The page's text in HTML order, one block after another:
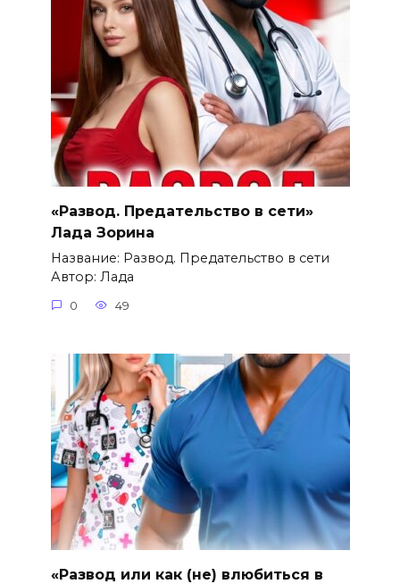
«Развод. Предательство в сети»
Лада Зорина
Название: Развод. Предательство в сети
Автор: Лада
0 49
«Развод или как (не) влюбиться в